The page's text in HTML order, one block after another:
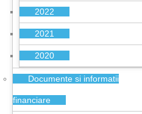
2022
2021
2020
Documente si informatii
financiare